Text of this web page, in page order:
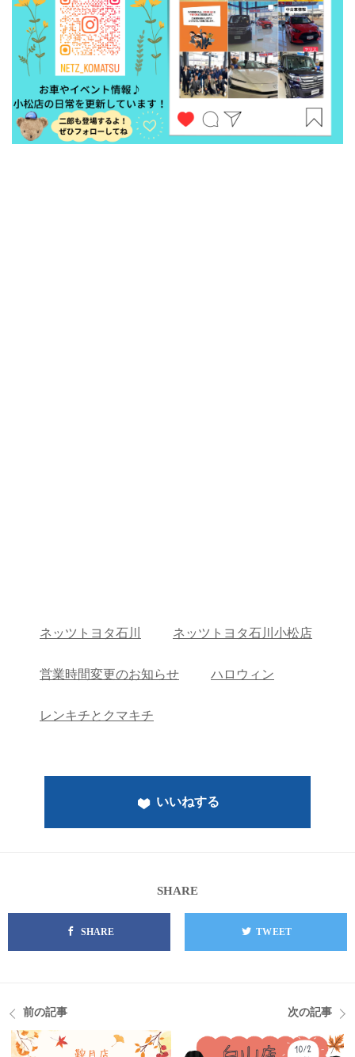
ネッツトヨタ石川 ネッツトヨタ石川小松店
営業時間変更のお知らせ ハロウィン
レンキチとクマキチ
いいねする
SHARE
SHARE TWEET
前の記事 次の記事